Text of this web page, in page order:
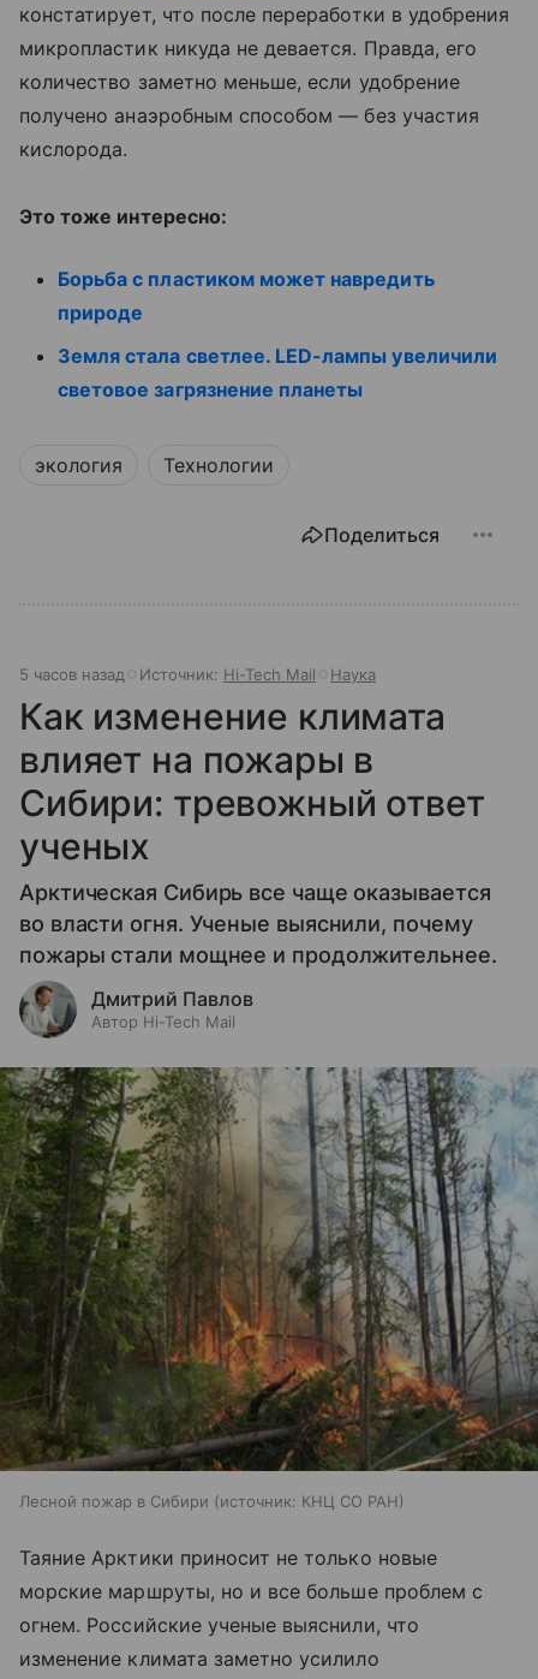
констатирует, что после переработки в удобрения
микропластик никуда не девается. Правда, его
количество заметно меньше, если удобрение
получено анаэробным способом — без участия
кислорода.
Это тоже интересно:
Борьба с пластиком может навредить
природе
Земля стала светлее. LED-лампы увеличили
световое загрязнение планеты
экология Технологии
Поделиться
5 часов назад Источник: Hi-Tech Mail Наука
Как изменение климата
влияет на пожары в
Сибири: тревожный ответ
ученых
Арктическая Сибирь все чаще оказывается
во власти огня. Ученые выяснили, почему
пожары стали мощнее и продолжительнее.
Дмитрий Павлов
Автор Hi-Tech Mail
Лесной пожар в Сибири источник: КНЦ СО РАН
Таяние Арктики приносит не только новые
морские маршруты, но и все больше проблем с
огнем. Российские ученые выяснили, что
изменение климата заметно усилило